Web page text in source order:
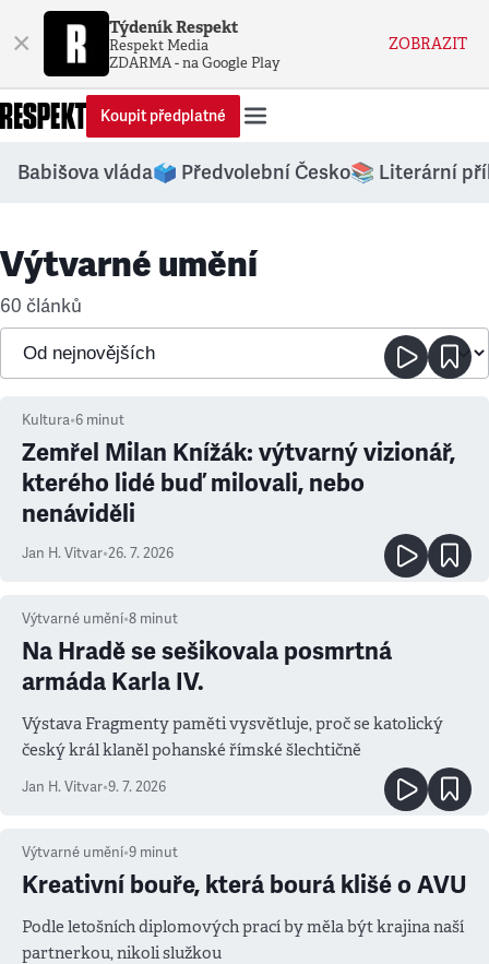
× Týdeník Respekt
Respekt Media
ZDARMA - na Google Play
ZOBRAZIT
Koupit předplatné
Babišova vláda🗳️ Předvolební Česko📚 Literární
Výtvarné umění
60 článků
Kultura•6 minut
Zemřel Milan Knížák: výtvarný vizionář,
kterého lidé buď milovali, nebo
nenáviděli
Jan H. Vitvar•26. 7. 2026
Výtvarné umění•8 minut
Na Hradě se sešikovala posmrtná
armáda Karla IV.
Výstava Fragmenty paměti vysvětluje, proč se katolický
český král klaněl pohanské římské šlechtičně
Jan H. Vitvar•9. 7. 2026
Výtvarné umění•9 minut
Kreativní bouře, která bourá klišé o AVU
Podle letošních diplomových prací by měla být krajina naší
partnerkou, nikoli služkou